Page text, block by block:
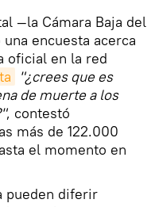
—la Cámara Baja del
encuesta acerca
oficial en la red
"¿crees que es
de muerte a los
, contestó
más de 122.000
el momento en
pueden diferir